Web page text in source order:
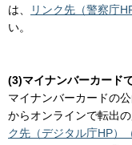
は、
リンク先（警察庁
い。
(3)マイナンバーカード
マイナンバーカードの
からオンラインで転出
ク先（デジタル庁HP）